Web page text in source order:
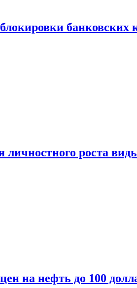
банковских
роста
на нефть до 100